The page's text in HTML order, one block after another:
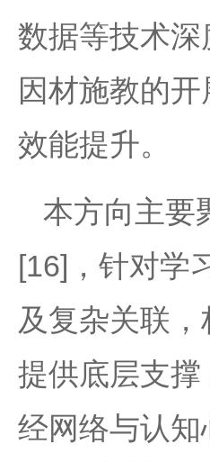
数据等技术
因材施教的
效能提升。
本方向主要
[16]，针对学
及复杂关联
提供底层支
经网络与认